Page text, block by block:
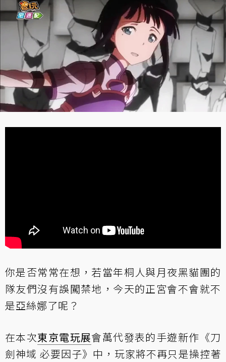
你是否常常在想，若當年桐人與月夜黑貓團的
隊友們沒有誤闖禁地，今天的正宮會不會就不
是亞絲娜了呢？
在本次東京電玩展會萬代發表的手遊新作《刀
劍神域 必要因子》中，玩家將不再只是操控著